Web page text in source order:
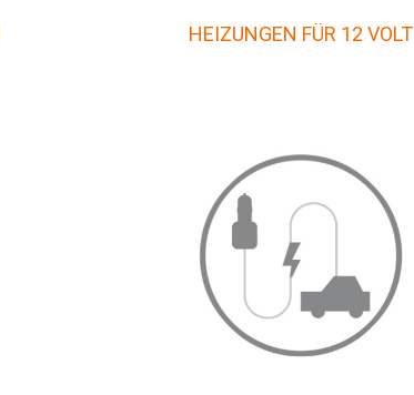
HEIZUNGEN FÜR 12 VOLT